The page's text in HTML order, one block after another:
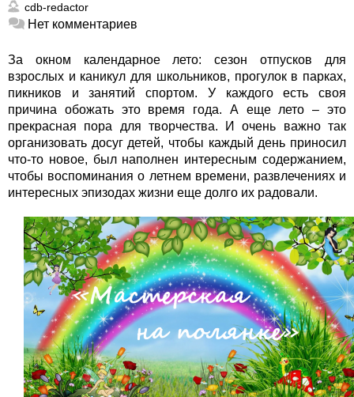
cdb-redactor
Нет комментариев
За окном календарное лето: сезон отпусков для
взрослых и каникул для школьников, прогулок в парках,
пикников и занятий спортом. У каждого есть своя
причина обожать это время года. А еще лето – это
прекрасная пора для творчества.
И очень важно так
организовать досуг детей, чтобы каждый день приносил
что-то новое, был наполнен интересным содержанием,
чтобы воспоминания о летнем времени, развлечениях и
интересных эпизодах жизни еще долго их радовали.